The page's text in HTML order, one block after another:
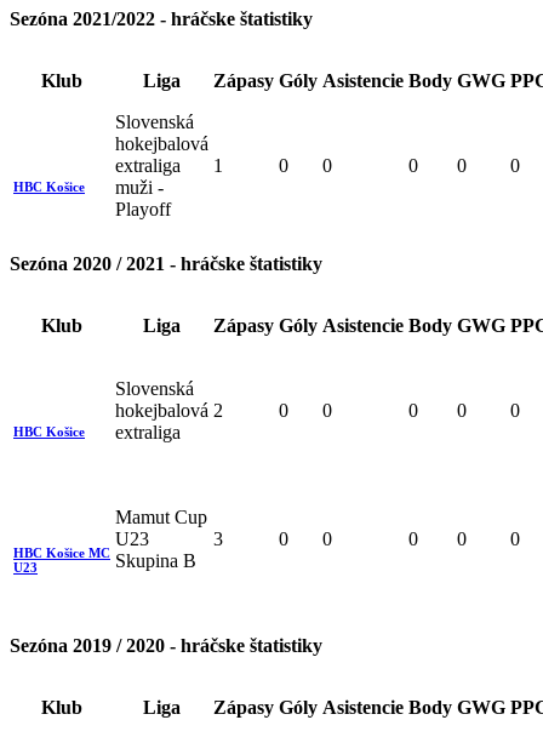
Sezóna 2021/2022 - hráčske štatistiky
Klub Liga Zápasy Góly Asistencie Body GWG
HBC Košice
Slovenská
hokejbalová
extraliga
muži -
Playoff
1 0 0 0 0 0
Sezóna 2020 / 2021 - hráčske štatistiky
Klub Liga Zápasy Góly Asistencie Body GWG
HBC Košice
Slovenská
hokejbalová
extraliga
2 0 0 0 0 0
HBC Košice MC
U23
Mamut Cup
U23
Skupina B
3 0 0 0 0 0
Sezóna 2019 / 2020 - hráčske štatistiky
Klub Liga Zápasy Góly Asistencie Body GWG